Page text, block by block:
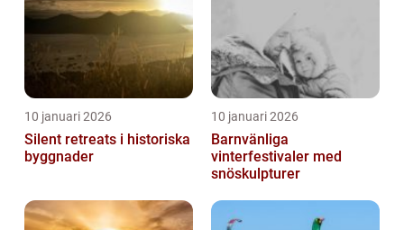
10 januari 2026
Silent retreats i historiska
byggnader
10 januari 2026
Barnvänliga
vinterfestivaler med
snöskulpturer